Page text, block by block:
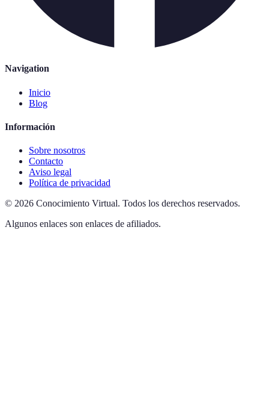
Navigation
Inicio
Blog
Información
Sobre nosotros
Contacto
Aviso legal
Política de privacidad
© 2026 Conocimiento Virtual. Todos los derechos reservados.
Algunos enlaces son enlaces de afiliados.